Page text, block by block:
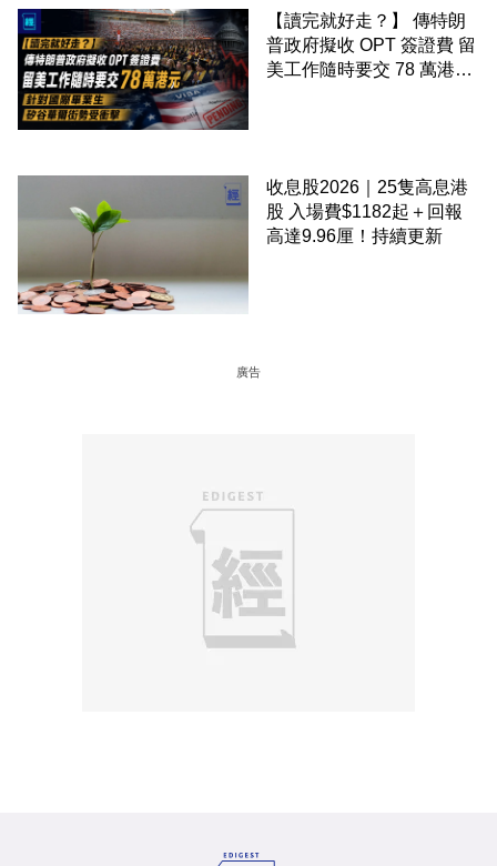
【讀完就好走？】 傳特朗
普政府擬收 OPT 簽證費 留
美工作隨時要交 78 萬港元
收息股2026｜25隻高息港
股 入場費$1182起＋回報
高達9.96厘！持續更新
廣告